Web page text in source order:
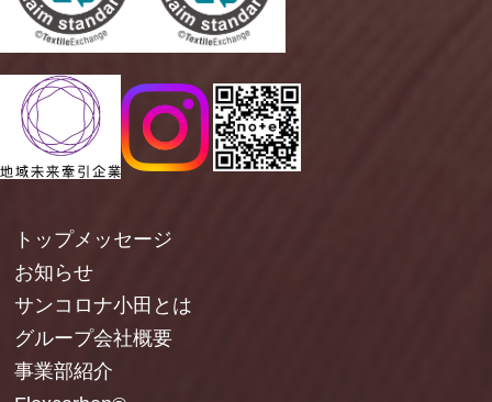
トップメッセージ
お知らせ
サンコロナ小田とは
グループ会社概要
事業部紹介